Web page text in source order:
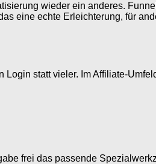
wieder ein anderes.
eine echte Erleichterung, für
statt vieler. Im Affiliate-
frei das passende